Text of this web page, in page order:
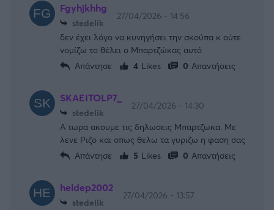
Fgyhjkhhg
stedelik
27/04/2026 - 14:56
δεν έχει λόγο να κυνηγήσει την σκούπα κ ούτε
νομίζω το θέλει ο Μπαρτζώκας αυτό
Απάντησε
4 Likes 0 Απαντήσεις
SKAEITOLP7_
stedelik
27/04/2026 - 14:30
Α τωρα ακουμε τις δηλωσεις Μπαρτζωκα. Με
λενε Ριζο και οπως θελω τα γυριζω η φαση σας
Απάντησε
5 Likes 0 Απαντήσεις
heldep2002
stedelik
27/04/2026 - 13:57